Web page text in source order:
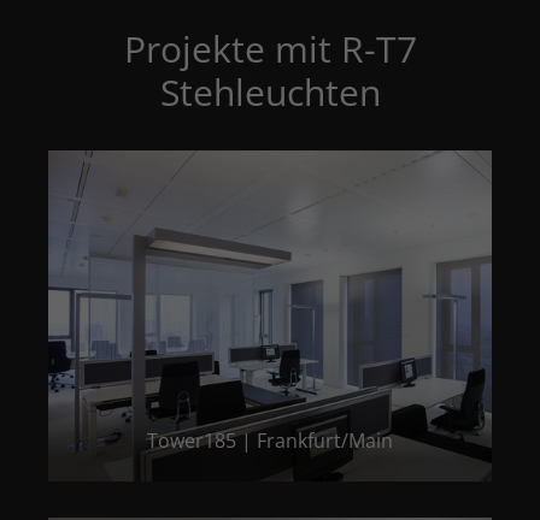
Projekte mit R-T7
Stehleuchten
Tower185 | Frankfurt/Main